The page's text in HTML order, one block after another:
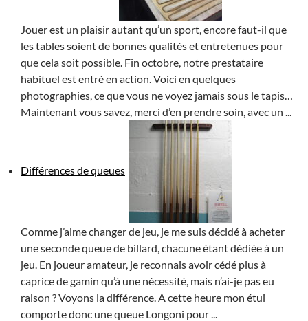
Jouer est un plaisir autant qu’un sport, encore faut-il que
les tables soient de bonnes qualités et entretenues pour
que cela soit possible. Fin octobre, notre prestataire
habituel est entré en action. Voici en quelques
photographies, ce que vous ne voyez jamais sous le tapis…
Maintenant vous savez, merci d’en prendre soin, avec un ...
Différences de queues
Comme j’aime changer de jeu, je me suis décidé à acheter
une seconde queue de billard, chacune étant dédiée à un
jeu. En joueur amateur, je reconnais avoir cédé plus à
caprice de gamin qu’à une nécessité, mais n’ai-je pas eu
raison ? Voyons la différence. A cette heure mon étui
comporte donc une queue Longoni pour ...